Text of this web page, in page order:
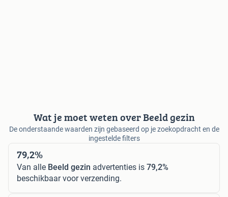
Wat je moet weten over Beeld gezin
De onderstaande waarden zijn gebaseerd op je zoekopdracht en de
ingestelde filters
79,2%
Van alle Beeld gezin advertenties is 79,2%
beschikbaar voor verzending.